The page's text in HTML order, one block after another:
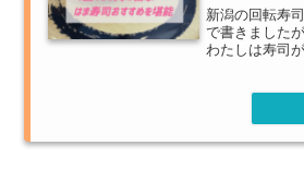
新潟の回転寿
で書きました
わたしは寿司
も食べるし、
司屋に行きま